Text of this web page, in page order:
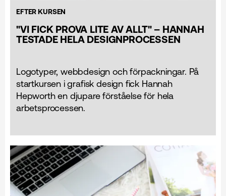
EFTER KURSEN
"VI FICK PROVA LITE AV ALLT" – HANNAH
TESTADE HELA DESIGNPROCESSEN
Logotyper, webbdesign och förpackningar. På
startkursen i grafisk design fick Hannah
Hepworth en djupare förståelse för hela
arbetsprocessen.